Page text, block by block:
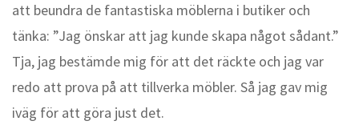
att beundra de fantastiska möblerna i butiker och
tänka: ”Jag önskar att jag kunde skapa något sådant.”
Tja, jag bestämde mig för att det räckte och jag var
redo att prova på att tillverka möbler. Så jag gav mig
iväg för att göra just det.